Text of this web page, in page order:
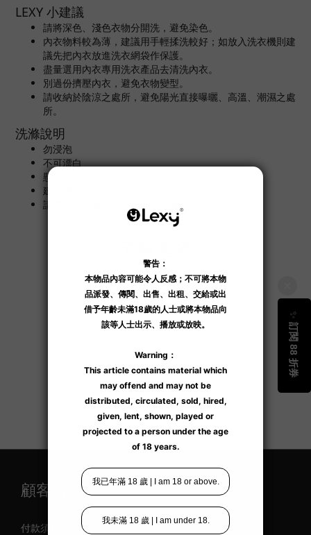
LEXY 小建議
請將深色、淺色衣物分開洗，避免染色。
內衣物料較為薄，建議用手輕揉洗較好；如放入洗衣機則建
議先把內衣放進洗衣網袋作保護。
盡量選用內衣專用洗衣產品去清洗內衣。
別過份擠壓內衣，避免衣物變型。
請收納於陰涼之處所，避免陽光直接曝曬、高溫、潮濕之處
所。
洗滌說明
勿浸泡
不可漂白
懸掛晾乾
建議溫水／冷水手洗
請將深色、淺色衣物分開洗，避免染色。
顧客須知
付款須知